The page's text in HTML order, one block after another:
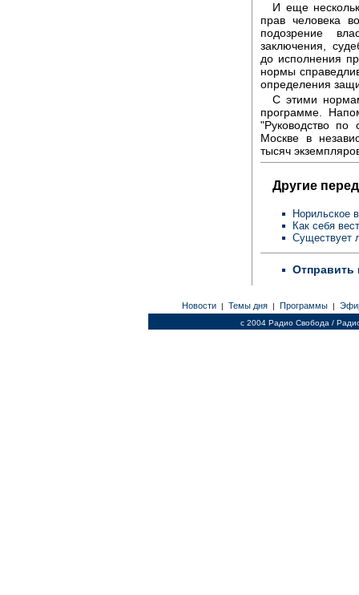
И еще
прав человека
подозрение
заключения,
до исполнения
нормы
определения
С этими
программе.
"Руководство по
Москве в
тысяч
Другие
Норильское
Как себя
Существует
Отправить
Новости | Темы дня | Программы |
c 2004 Радио Свобода /